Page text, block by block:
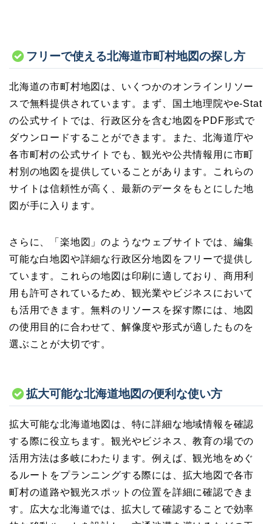
フリーで使える北海道市町村地図の探し方
北海道の市町村地図は、いくつかのオンラインリソー
スで無料提供されています。まず、国土地理院やe-Stat
の公式サイトでは、行政区分を含む地図をPDF形式で
ダウンロードすることができます。また、北海道庁や
各市町村の公式サイトでも、観光や公共情報用に市町
村別の地図を提供していることがあります。これらの
サイトは信頼性が高く、最新のデータをもとにした地
図が手に入ります。
さらに、「楽地図」のようなウェブサイトでは、編集
可能な白地図や詳細な行政区分地図をフリーで提供し
ています。これらの地図は印刷に適しており、商用利
用も許可されているため、観光業やビジネスにおいて
も活用できます。無料のリソースを探す際には、地図
の使用目的に合わせて、解像度や形式が適したものを
選ぶことが大切です。
拡大可能な北海道地図の便利な使い方
拡大可能な北海道地図は、特に詳細な地域情報を確認
する際に役立ちます。観光やビジネス、教育の場での
活用方法は多岐にわたります。例えば、観光地をめぐ
るルートをプランニングする際には、拡大地図で各市
町村の道路や観光スポットの位置を詳細に確認できま
す。広大な北海道では、拡大して確認することで効率